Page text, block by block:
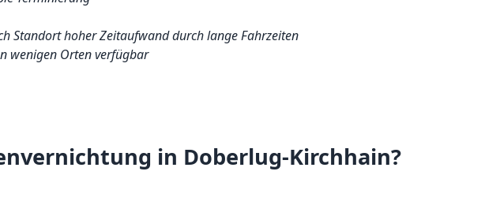
Standort hoher Zeitaufwand durch lange Fahrzeiten
wenigen Orten verfügbar
in Doberlug-Kirchhain?